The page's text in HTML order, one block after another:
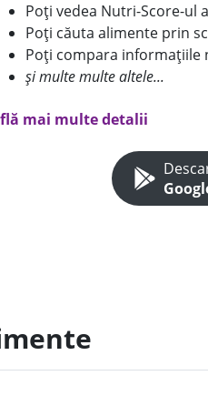
Poți vedea Nutri-Score-ul
Poți căuta alimente prin
Poți compara
și multe multe altele...
mai multe detalii